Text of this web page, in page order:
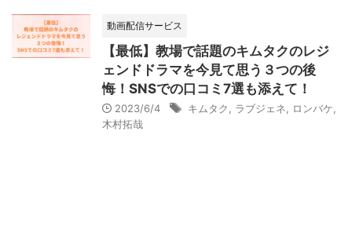
動画配信サービス
【最低】教場で話題のキムタクのレジ
ェンドドラマを今見て思う３つの後
悔！SNSでの口コミ7選も添えて！
2023/6/4 キムタク ラブジェネ ロンバケ
木村拓哉